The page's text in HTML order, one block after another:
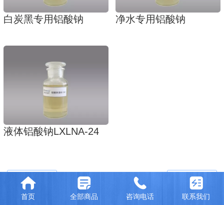
白炭黑专用铝酸钠 净水专用铝酸钠
液体铝酸钠LXLNA-24
首页 全部商品 咨询电话 联系我们